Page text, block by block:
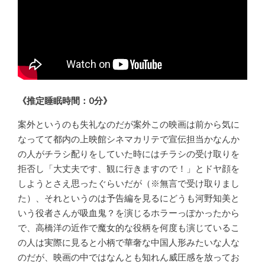
《推定睡眠時間：0分》
案外というのも失礼なのだが案外この映画は前から気に
なってて都内の上映館シネマカリテで宣伝担当かなんか
の人がチラシ配りをしていた時にはチラシの受け取りを
拒否し「大丈夫です、観に行きますので！」とドヤ顔を
しようとさえ思ったぐらいだが（※無言で受け取りまし
た）、それというのは予告編を見るにどうも河野知美と
いう役者さんが吸血鬼？を演じるホラーっぽかったから
で、高橋洋の近作で魔女的な役柄を何度も演じているこ
の人は実際に見ると小柄で華奢な中国人形みたいな人な
のだが、映画の中ではなんとも知れん威圧感を放ってお